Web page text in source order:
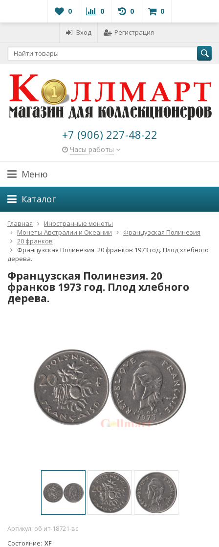
0 0 0 0
Вход Регистрация
+7 (906) 227-48-22
Часы работы
Меню
Каталог
Главная
Иностранные монеты
Монеты Австралии и Океании
Французская Полинезия
20 франков
Французская Полинезия. 20 франков 1973 год. Плод хлебного
дерева.
Французская Полинезия. 20
франков 1973 год. Плод хлебного
дерева.
Артикул: об ит-18721-вс
Состояние XF